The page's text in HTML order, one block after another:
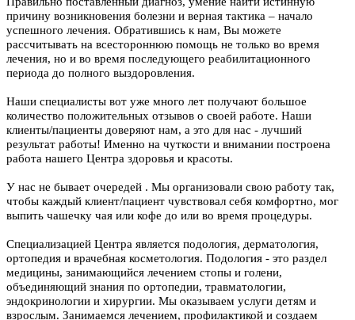
причину возникновения болезни и верная тактика – начало
успешного лечения. Обратившись к нам, Вы можете
рассчитывать на всестороннюю помощь не только во время
лечения, но и во время последующего реабилитационного
периода до полного выздоровления.
Наши специалисты вот уже много лет получают большое
количество положительных отзывов о своей работе. Наши
клиенты/пациенты доверяют нам, а это для нас - лучший
результат работы! Именно на чуткости и внимании построена
работа нашего Центра здоровья и красоты.
У нас не бывает очередей . Мы организовали свою работу так,
чтобы каждый клиент/пациент чувствовал себя комфортно, мог
выпить чашечку чая или кофе до или во время процедуры.
Специализацией Центра является подология, дерматология,
ортопедия и врачебная косметология. Подология - это раздел
медицины, занимающийся лечением стопы и голени,
объединяющий знания по ортопедии, травматологии,
эндокринологии и хирургии. Мы оказываем услуги детям и
взрослым. Занимаемся лечением, профилактикой и создаем